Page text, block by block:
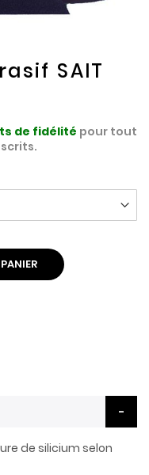
SAIT
de fidélité pour tout
de silicium selon